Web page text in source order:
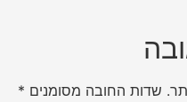
שדות החובה מסומנים *